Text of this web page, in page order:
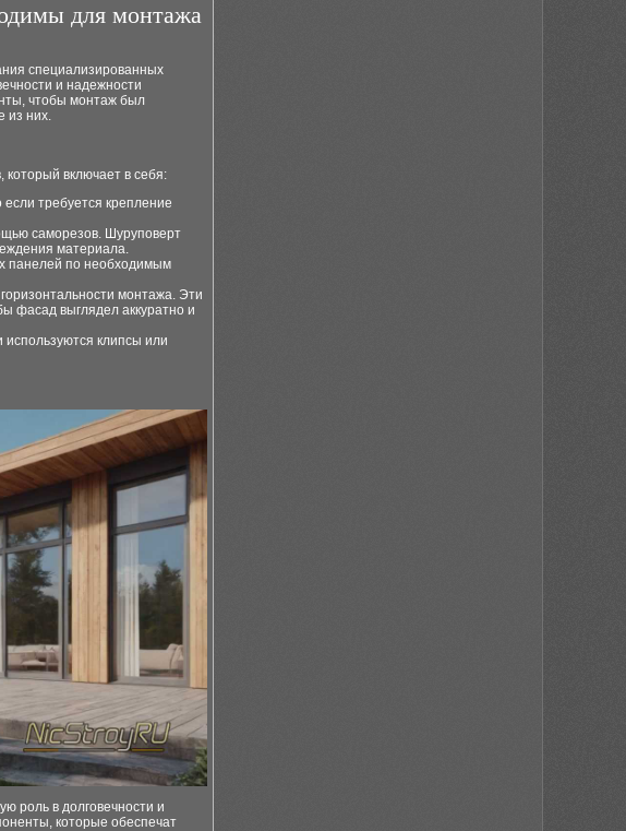
для монтажа
специализированных
и надежности
чтобы монтаж был
из них.
включает в себя:
требуется крепление
саморезов. Шуруповерт
материала.
панелей по необходимым
монтажа. Эти
фасад выглядел аккуратно и
используются клипсы или
роль в долговечности и
которые обеспечат